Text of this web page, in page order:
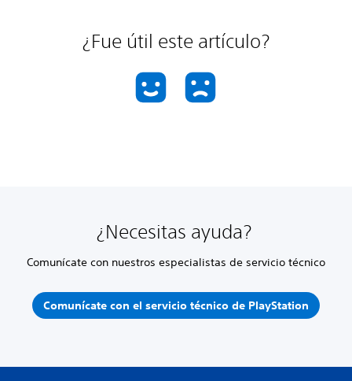
¿Fue útil este artículo?
¿Necesitas ayuda?
Comunícate con nuestros especialistas de servicio técnico
Comunícate con el servicio técnico de PlayStation